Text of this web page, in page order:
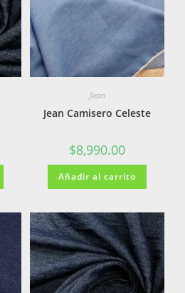
Jean
Jean Camisero Celeste
$8,990.00
Añadir al carrito